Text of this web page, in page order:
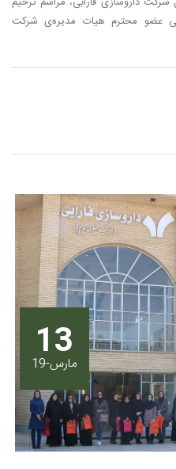
عضو محترم هیات مدیره‌ی شرکت
13
مارس-19